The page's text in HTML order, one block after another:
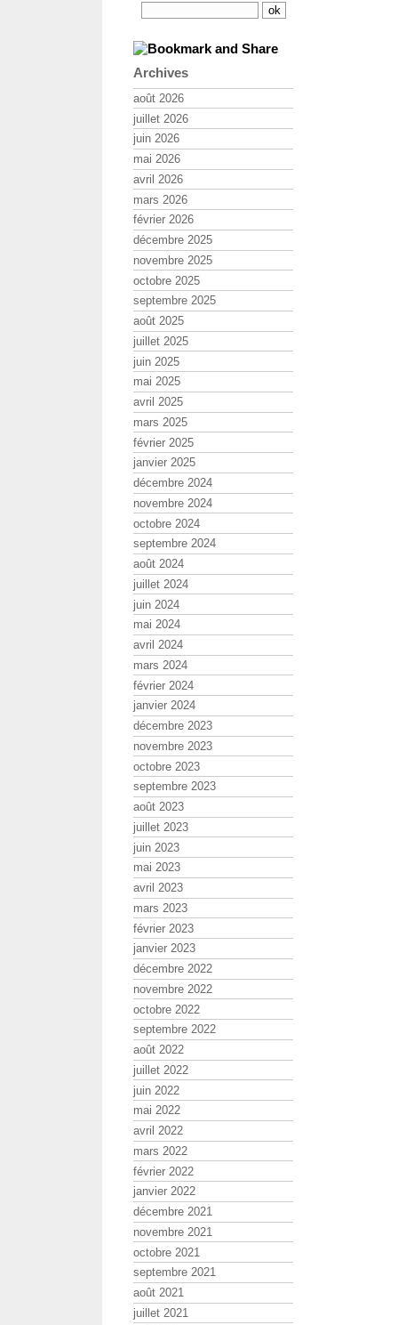
Archives
août 2026
juillet 2026
juin 2026
mai 2026
avril 2026
mars 2026
février 2026
décembre 2025
novembre 2025
octobre 2025
septembre 2025
août 2025
juillet 2025
juin 2025
mai 2025
avril 2025
mars 2025
février 2025
janvier 2025
décembre 2024
novembre 2024
octobre 2024
septembre 2024
août 2024
juillet 2024
juin 2024
mai 2024
avril 2024
mars 2024
février 2024
janvier 2024
décembre 2023
novembre 2023
octobre 2023
septembre 2023
août 2023
juillet 2023
juin 2023
mai 2023
avril 2023
mars 2023
février 2023
janvier 2023
décembre 2022
novembre 2022
octobre 2022
septembre 2022
août 2022
juillet 2022
juin 2022
mai 2022
avril 2022
mars 2022
février 2022
janvier 2022
décembre 2021
novembre 2021
octobre 2021
septembre 2021
août 2021
juillet 2021